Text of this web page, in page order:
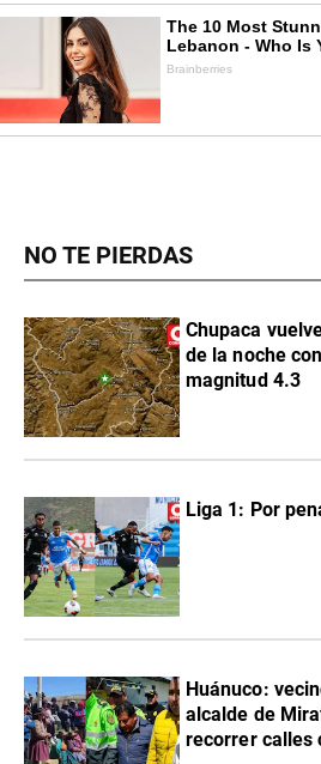
NO TE PIERDAS
Chupaca
de la noche
magnitud 4.3
Liga 1: Por
Huánuco:
alcalde de
recorrer calles